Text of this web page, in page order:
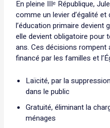
En pleine IIIᵉ République,
comme un levier d’égalité et
l’éducation primaire devient
elle devient obligatoire pour
ans. Ces décisions rompent
financé par les familles et
Laïcité, par la
dans le public
Gratuité, éliminant la
ménages